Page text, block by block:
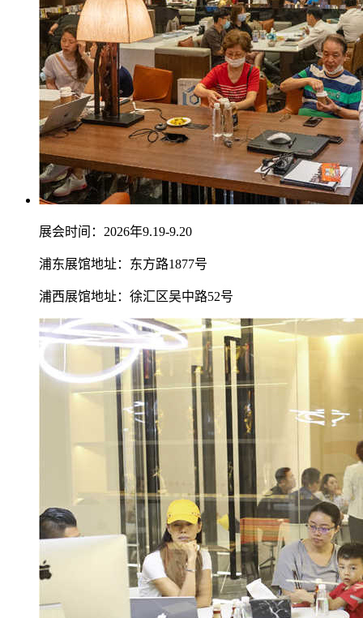
展会时间：2026年9.19-9.20
浦东展馆地址：东方路1877号
浦西展馆地址：徐汇区吴中路52号